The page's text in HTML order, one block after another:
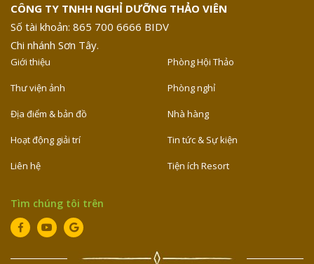
CÔNG TY TNHH NGHỈ DƯỠNG THẢO VIÊN
Số tài khoản: 865 700 6666 BIDV
Chi nhánh Sơn Tây.
Giới thiệu Phòng Hội Thảo
Thư viện ảnh Phòng nghỉ
Địa điểm & bản đồ Nhà hàng
Hoạt động giải trí Tin tức & Sự kiện
Liên hệ Tiện ích Resort
Tìm chúng tôi trên